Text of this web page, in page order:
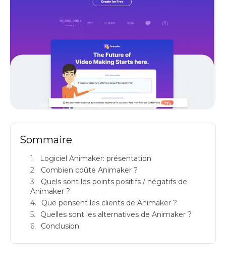
Animaker : avis sur ce générateur de vidéo par IA & prix
Sommaire
Logiciel Animaker: présentation
Combien coûte Animaker ?
Quels sont les points positifs / négatifs de
Animaker ?
Que pensent les clients de Animaker ?
Quelles sont les alternatives de Animaker ?
Conclusion